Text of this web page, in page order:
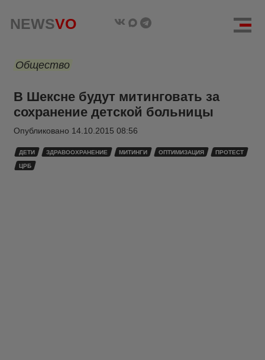
NEWSVO
Общество
В Шексне будут митинговать за
сохранение детской больницы
Опубликовано 14.10.2015 08:56
ДЕТИ ЗДРАВООХРАНЕНИЕ МИТИНГИ ОПТИМИЗАЦИЯ ПРОТЕСТ
ЦРБ